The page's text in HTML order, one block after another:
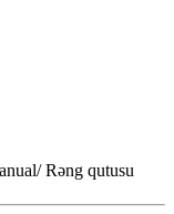
Rəng qutusu